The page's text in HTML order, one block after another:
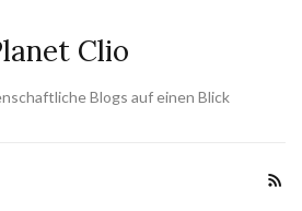
Clio
Blogs auf einen Blick